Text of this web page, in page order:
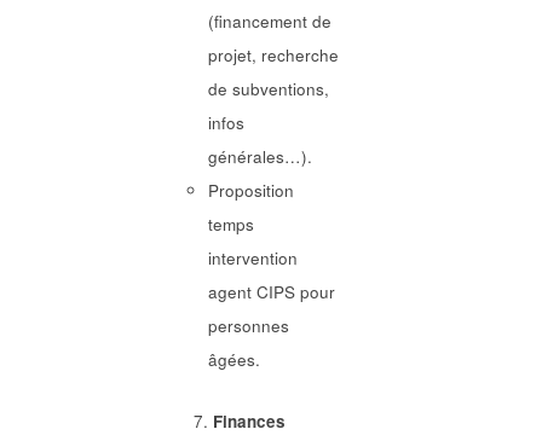
(financement de
projet, recherche
de subventions,
infos
générales…).
Proposition
temps
intervention
agent CIPS pour
personnes
âgées.
Finances